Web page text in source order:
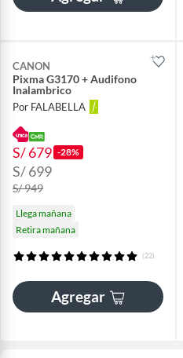
CANON
Pixma G3170 + Audifono
Inalambrico
Por FALABELLA
S/ 679 -28%
S/ 699
S/ 949
Llega mañana
Retira mañana
(22)
Agregar